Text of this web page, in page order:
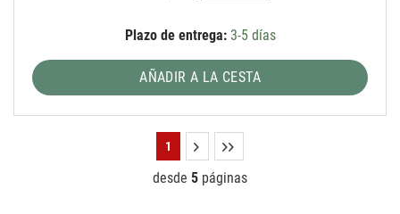
Plazo de entrega:3-5 días
AÑADIR A LA CESTA
1
desde 5 páginas